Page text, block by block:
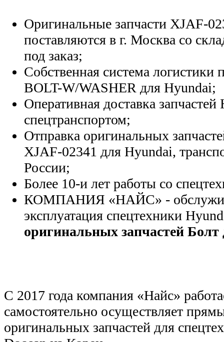
Оригинальные запчасти XJAF-
поставляются в г. Москва со
под заказ;
Собственная система логистики
BOLT-W/WASHER для Hyundai;
Оперативная доставка
спецтранспортом;
Отправка оригинальных
XJAF-02341 для Hyundai,
России;
Более 10-и лет работы со
КОМПАНИЯ «НАЙС» -
эксплуатация спецтехники
оригинальных запчастей
С 2017 года компания «Найс»
самостоятельно осуществляет
оригинальных запчастей для